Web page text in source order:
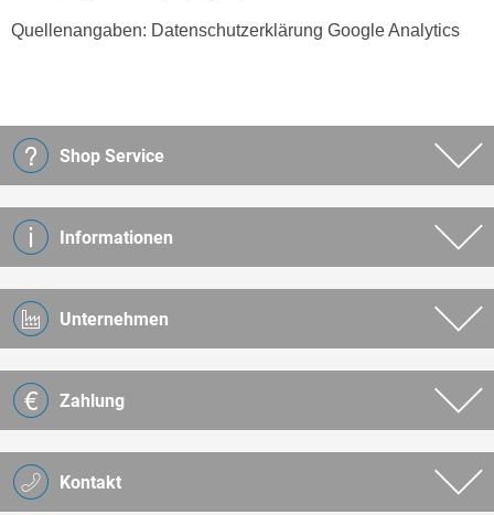
Quellenangaben: Datenschutzerklärung Google Analytics
Kontakt
Shop Service
Informationen
Unternehmen
Zahlung